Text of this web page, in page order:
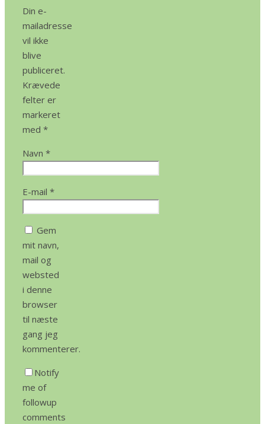
Din e-
mailadresse
vil ikke
blive
publiceret.
Krævede
felter er
markeret
med *
Navn *
E-mail *
Gem
mit navn,
mail og
websted
i denne
browser
til næste
gang jeg
kommenterer.
Notify
me of
followup
comments